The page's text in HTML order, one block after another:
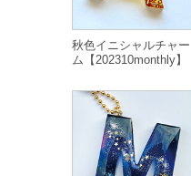
秋色イニシャルチャー
ム【202310monthly】